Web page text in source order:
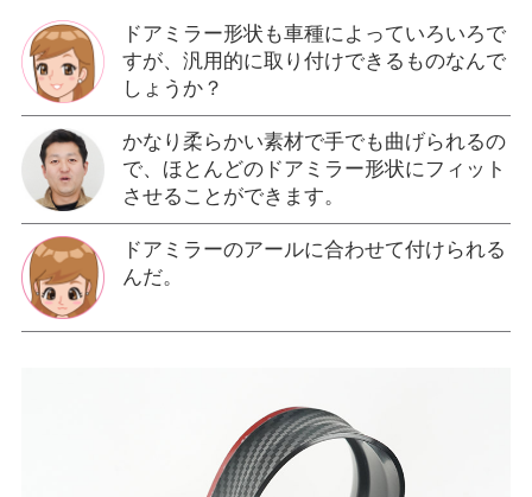
ドアミラー形状も車種によっていろいろで
すが、汎用的に取り付けできるものなんで
しょうか？
かなり柔らかい素材で手でも曲げられるの
で、ほとんどのドアミラー形状にフィット
させることができます。
ドアミラーのアールに合わせて付けられる
んだ。